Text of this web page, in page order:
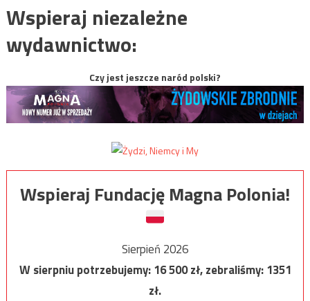
Wspieraj niezależne
wydawnictwo:
Czy jest jeszcze naród polski?
Wspieraj Fundację Magna Polonia!
Sierpień 2026
W sierpniu potrzebujemy:16 500zł, zebraliśmy:1351
zł.